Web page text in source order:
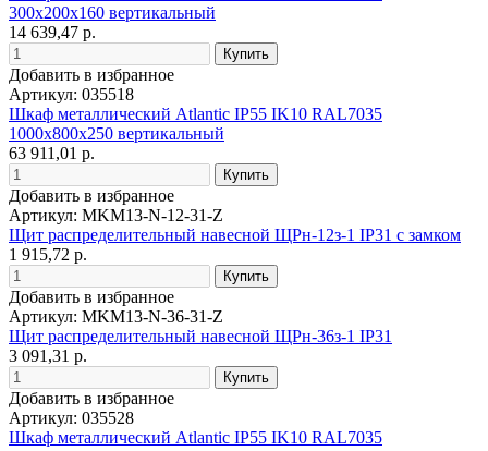
300x200x160 вертикальный
14 639,47 р.
Добавить в избранное
Артикул: 035518
Шкаф металлический Atlantic IP55 IK10 RAL7035
1000x800x250 вертикальный
63 911,01 р.
Добавить в избранное
Артикул: MKM13-N-12-31-Z
Щит распределительный навесной ЩРн-12з-1 IP31 с замком
1 915,72 р.
Добавить в избранное
Артикул: MKM13-N-36-31-Z
Щит распределительный навесной ЩРн-36з-1 IP31
3 091,31 р.
Добавить в избранное
Артикул: 035528
Шкаф металлический Atlantic IP55 IK10 RAL7035